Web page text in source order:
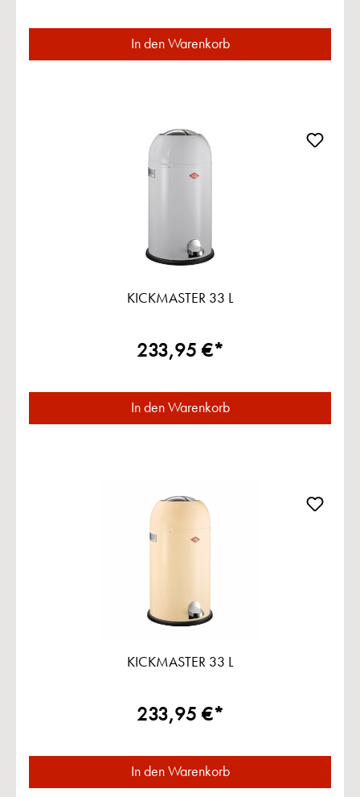
In den Warenkorb
KICKMASTER 33 L
233,95 €*
In den Warenkorb
KICKMASTER 33 L
233,95 €*
In den Warenkorb